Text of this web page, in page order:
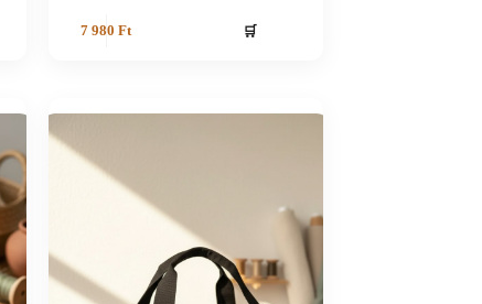
7 980Ft 🛒